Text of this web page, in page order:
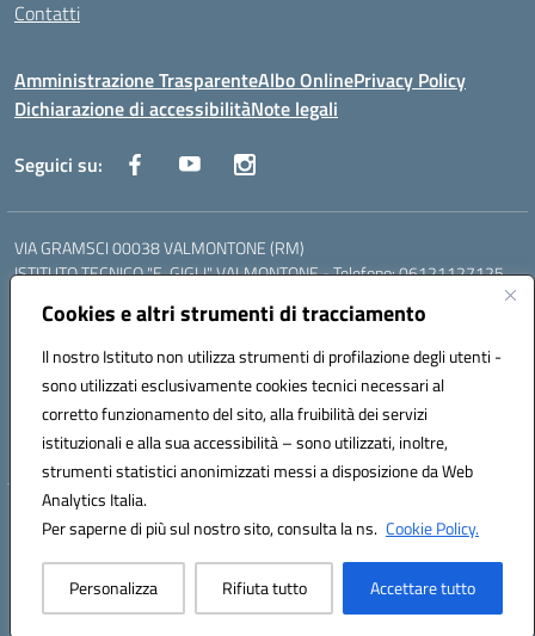
Cookies e altri strumenti di tracciamento
Il nostro Istituto non utilizza strumenti di profilazione degli utenti -
sono utilizzati esclusivamente cookies tecnici necessari al
corretto funzionamento del sito, alla fruibilità dei servizi
istituzionali e alla sua accessibilità – sono utilizzati, inoltre,
strumenti statistici anonimizzati messi a disposizione da Web
Analytics Italia.
Per saperne di più sul nostro sito, consulta la ns. Cookie Policy.
Personalizza Rifiuta tutto Accettare tutto
Contatti
Amministrazione TrasparenteAlbo OnlinePrivacy Policy
Dichiarazione di accessibilitàNote legali
Seguici su:
VIA GRAMSCI 00038 VALMONTONE (RM)
ISTITUTO TECNICO "E. GIGLI" VALMONTONE - Telefono: 06121127125
06121126825
LICEO DELLE SCIENZE UMANE "P.L. NERVI" SEGNI - Telefono:
Mail: RMIS099002@istruzione.it - PEC: RMIS099002@pec.istruzione.it
Codice meccanografico: RMIS099002
Codice fiscale: 95036960581
Hosting & Powered by 3D Solution S.r.l.
Concept & Design by Designers Italia